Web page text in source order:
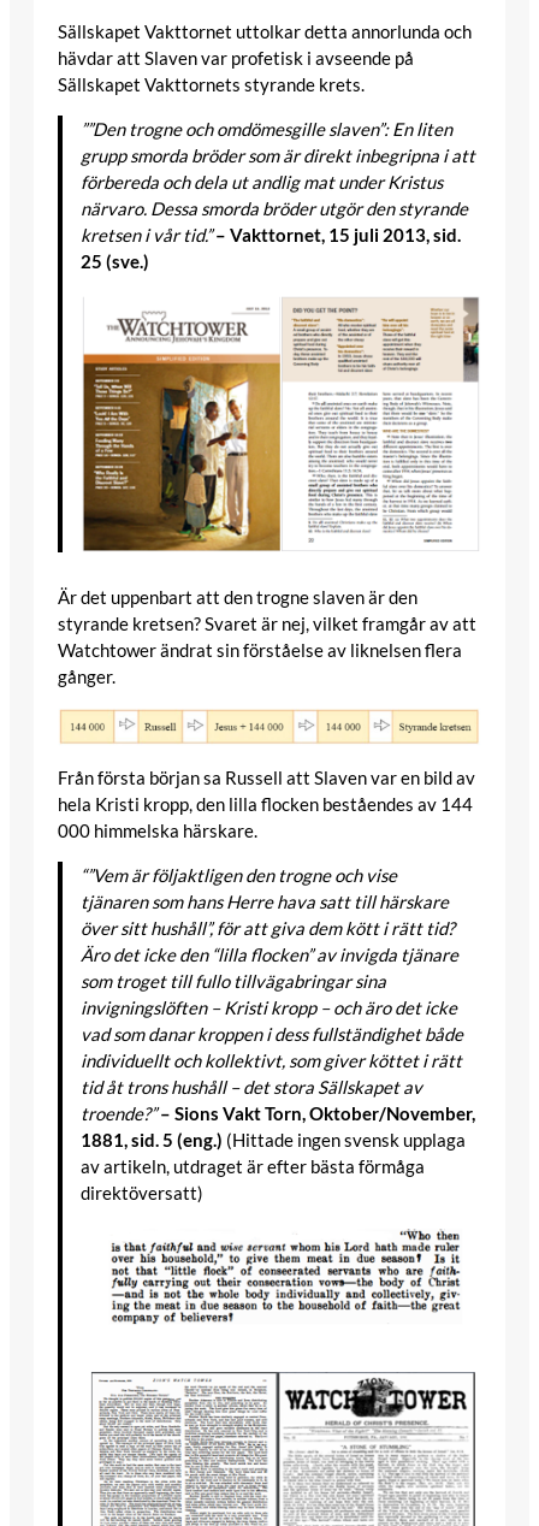
Sällskapet Vakttornet uttolkar detta annorlunda och
hävdar att Slaven var profetisk i avseende på
Sällskapet Vakttornets styrande krets.
””Den trogne och omdömesgille slaven”: En liten
grupp smorda bröder som är direkt inbegripna i att
förbereda och dela ut andlig mat under Kristus
närvaro. Dessa smorda bröder utgör den styrande
kretsen i vår tid.”– Vakttornet, 15 juli 2013, sid.
25 (sve.)
Är det uppenbart att den trogne slaven är den
styrande kretsen? Svaret är nej, vilket framgår av att
Watchtower ändrat sin förståelse av liknelsen flera
gånger.
Från första början sa Russell att Slaven var en bild av
hela Kristi kropp, den lilla flocken beståendes av 144
000 himmelska härskare.
“”Vem är följaktligen den trogne och vise
tjänaren som hans Herre hava satt till härskare
över sitt hushåll”, för att giva dem kött i rätt tid?
Äro det icke den “lilla flocken” av invigda tjänare
som troget till fullo tillvägabringar sina
invigningslöften – Kristi kropp – och äro det icke
vad som danar kroppen i dess fullständighet både
individuellt och kollektivt, som giver köttet i rätt
tid åt trons hushåll – det stora Sällskapet av
troende?”– Sions Vakt Torn, Oktober/November,
1881, sid. 5 (eng.) (Hittade ingen svensk upplaga
av artikeln, utdraget är efter bästa förmåga
direktöversatt)